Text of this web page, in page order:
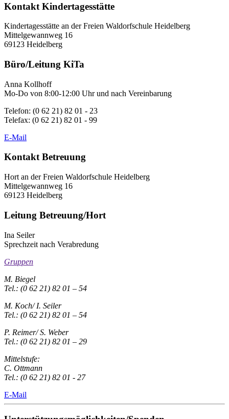
Kontakt Kindertagesstätte
Kindertagesstätte an der Freien Waldorfschule Heidelberg
Mittelgewannweg 16
69123 Heidelberg
Büro/Leitung KiTa
Anna Kollhoff
Mo-Do von 8:00-12:00 Uhr und nach Vereinbarung
Telefon: (0 62 21) 82 01 - 23
Telefax: (0 62 21) 82 01 - 99
E-Mail
Kontakt Betreuung
Hort an der Freien Waldorfschule Heidelberg
Mittelgewannweg 16
69123 Heidelberg
Leitung Betreuung/Hort
Ina Seiler
Sprechzeit nach Verabredung
Gruppen
M. Biegel
Tel.: (0 62 21) 82 01 – 54
M. Koch/ I. Seiler
Tel.: (0 62 21) 82 01 – 54
P. Reimer/ S. Weber
Tel.: (0 62 21) 82 01 – 29
Mittelstufe:
C. Ottmann
Tel.: (0 62 21) 82 01 - 27
E-Mail